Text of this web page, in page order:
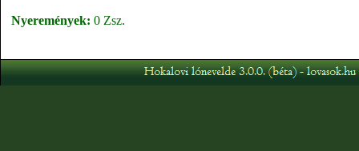
Nyeremények: 0 Zsz.